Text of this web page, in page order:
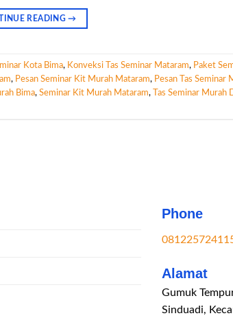
READING→
Kota Bima, Konveksi Tas Seminar Mataram, Paket
, Pesan Seminar Kit Murah Mataram, Pesan Tas Seminar
Bima, Seminar Kit Murah Mataram, Tas Seminar Murah
Phone
Alamat
Gumuk
Sinduadi,